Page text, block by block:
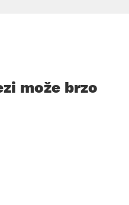
može brzo